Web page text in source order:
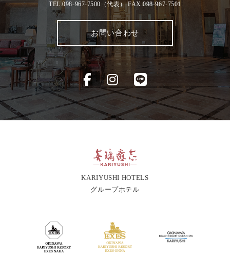
TEL.098-967-7500 （代表）FAX.098-967-7501
お問い合わせ
KARIYUSHI HOTELS
グループホテル